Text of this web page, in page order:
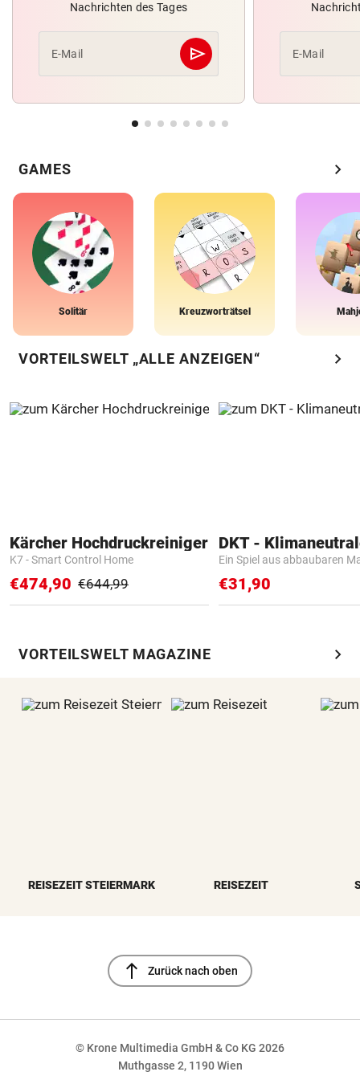
Nachrichten des Tages
E-Mail send
Abschicken E-Mail
GAMES chevron_right
Solitär Kreuzworträtsel
VORTEILSWELT „ALLE ANZEIGEN“ chevron_right
Kärcher Hochdruckreiniger
K7 - Smart Control Home
€474,90 €644,99
Ein Spiel aus abbaubaren
€31,90
VORTEILSWELT MAGAZINE chevron_right
REISEZEIT STEIERMARK REISEZEIT
north Zurück nach oben
© Krone Multimedia GmbH & Co KG 2026
Muthgasse 2, 1190 Wien